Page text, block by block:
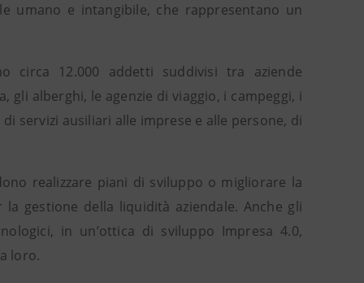
umano e intangibile, che rappresentano un
circa 12.000 addetti suddivisi tra aziende
alberghi, le agenzie di viaggio, i campeggi, i
servizi ausiliari alle imprese e alle persone, di
realizzare piani di sviluppo o migliorare la
gestione della liquidità aziendale. Anche gli
in un’ottica di sviluppo Impresa 4.0,
loro.